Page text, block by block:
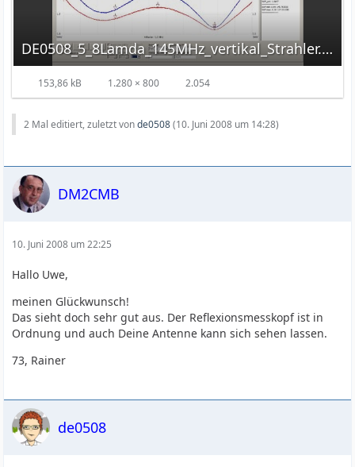
DE0508_5_8Lamda_145MHz_vertikal_Strahler.jpg
153,86 kB 1.280 × 800 2.054
2 Mal editiert, zuletzt vonde0508(10. Juni 2008 um 14:28)
DM2CMB
10. Juni 2008 um 22:25
Hallo Uwe,
meinen Glückwunsch!
Das sieht doch sehr gut aus. Der Reflexionsmesskopf ist in
Ordnung und auch Deine Antenne kann sich sehen lassen.
73, Rainer
de0508